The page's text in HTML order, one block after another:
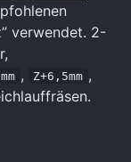
verwendet. 2-
, Z+6,5mm ,